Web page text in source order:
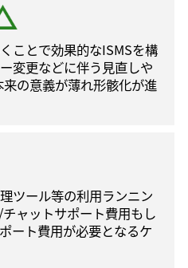
ことで効果的なISMSを構
変更などに伴う⾒直しや
の意義が薄れ形骸化が進
ツール等の利⽤ランニン
ャットサポート費⽤もし
ート費⽤が必要となるケ